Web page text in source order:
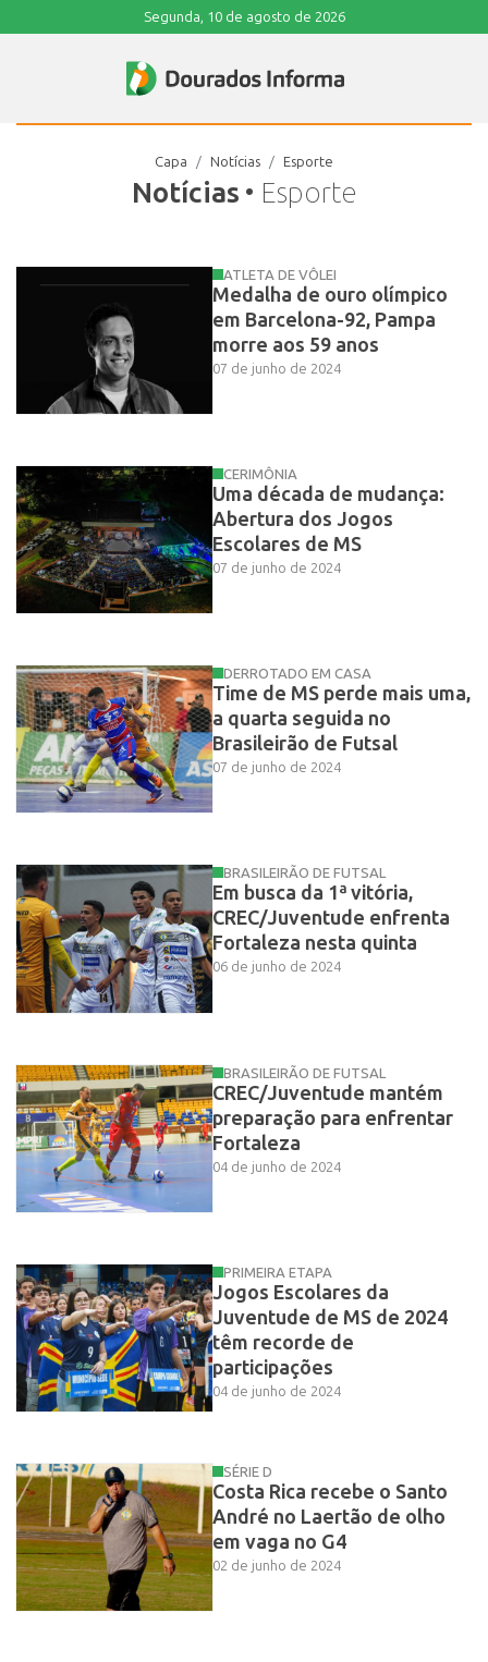
Segunda, 10 de agosto de 2026
Notícias • Esporte
Capa Notícias Esporte
ATLETA DE VÔLEI
Medalha de ouro olímpico
em Barcelona-92, Pampa
morre aos 59 anos
07 de junho de 2024
CERIMÔNIA
Uma década de mudança:
Abertura dos Jogos
Escolares de MS
07 de junho de 2024
DERROTADO EM CASA
Time de MS perde mais uma,
a quarta seguida no
Brasileirão de Futsal
07 de junho de 2024
BRASILEIRÃO DE FUTSAL
Em busca da 1ª vitória,
CREC/Juventude enfrenta
Fortaleza nesta quinta
06 de junho de 2024
BRASILEIRÃO DE FUTSAL
CREC/Juventude mantém
preparação para enfrentar
Fortaleza
04 de junho de 2024
PRIMEIRA ETAPA
Jogos Escolares da
Juventude de MS de 2024
têm recorde de
participações
04 de junho de 2024
SÉRIE D
Costa Rica recebe o Santo
André no Laertão de olho
em vaga no G4
02 de junho de 2024